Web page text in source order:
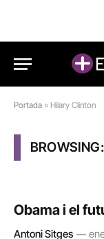
Portada » Hilary Clinton
BROWSING:
Obama i el
Antoni Sitges